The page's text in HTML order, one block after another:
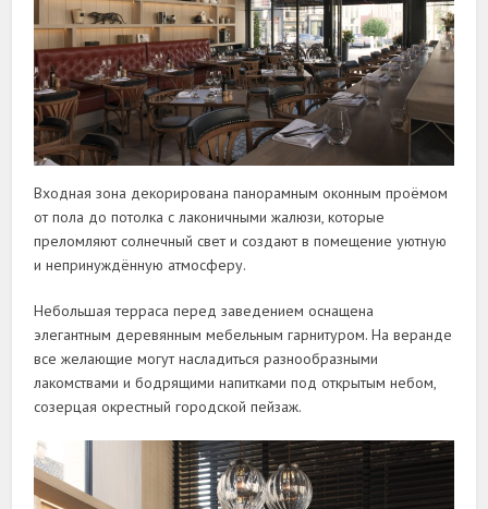
Входная зона декорирована панорамным оконным проёмом
от пола до потолка с лаконичными жалюзи, которые
преломляют солнечный свет и создают в помещение уютную
и непринуждённую атмосферу.
Небольшая терраса перед заведением оснащена
элегантным деревянным мебельным гарнитуром. На веранде
все желающие могут насладиться разнообразными
лакомствами и бодрящими напитками под открытым небом,
созерцая окрестный городской пейзаж.